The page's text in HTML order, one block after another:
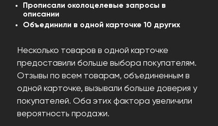
Прописали околоцелевые запросы в
описании
Объединили в одной карточке 10 других
Несколько товаров в одной карточке
предоставили больше выбора покупателям.
Отзывы по всем товарам, объединенным в
одной карточке, вызывали больше доверия у
покупателей. Оба этих фактора увеличили
вероятность продажи.